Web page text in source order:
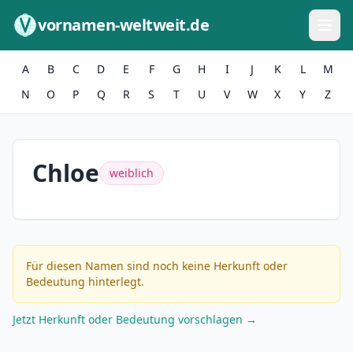
vornamen-weltweit.de
A B C D E F G H I J K L
M
N
O P Q R S T U V W X Y Z
Chloe weiblich
Für diesen Namen sind noch keine Herkunft oder
Bedeutung hinterlegt.
Jetzt Herkunft oder Bedeutung vorschlagen →